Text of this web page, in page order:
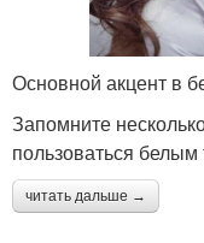
Основной акцент в
Запомните
пользоваться белым
читать дальше →